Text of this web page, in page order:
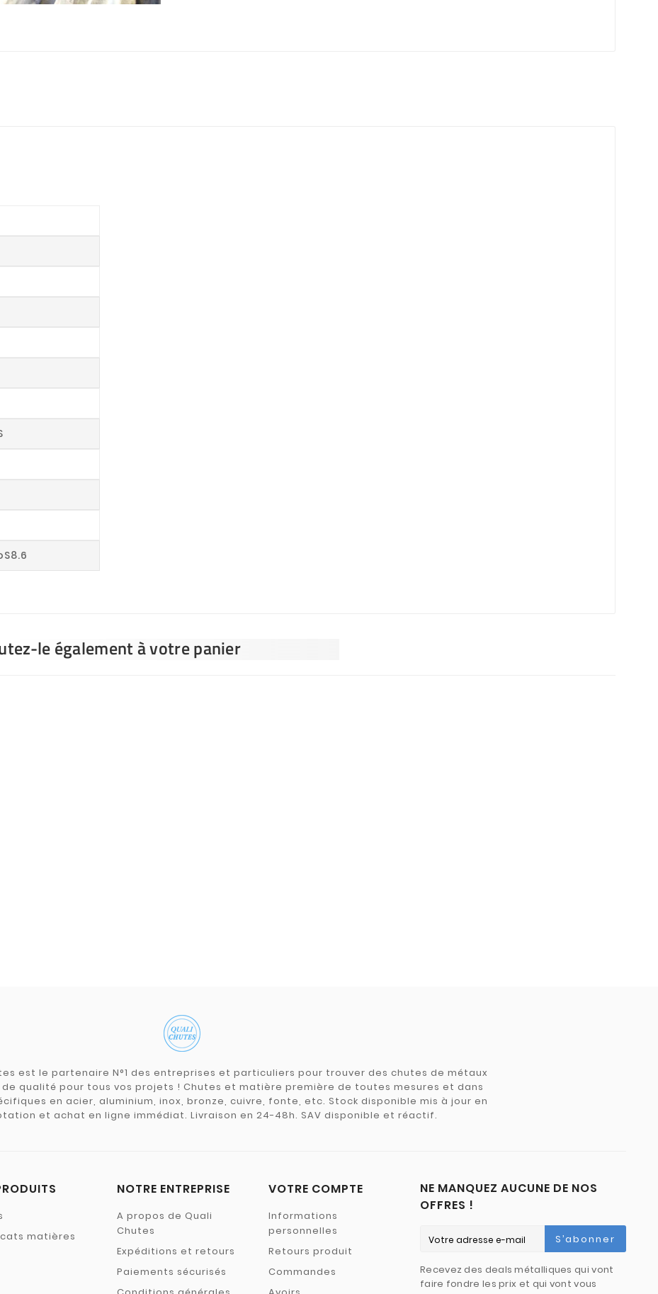
le également à votre panier
est le partenaire N°1 des entreprises et particuliers pour trouver des chutes de métaux
qualité pour tous vos projets ! Chutes et matière première de toutes mesures et dans
en acier, aluminium, inox, bronze, cuivre, fonte, etc. Stock disponible mis à jour en
et achat en ligne immédiat. Livraison en 24-48h. SAV disponible et réactif.
matières
NOTRE ENTREPRISE
A propos de Quali
Chutes
Expéditions et retours
Paiements sécurisés
VOTRE COMPTE
Informations
personnelles
Retours produit
Commandes
NE MANQUEZ AUCUNE DE NOS
OFFRES !
S’abonner
Recevez des deals métalliques qui vont
faire fondre les prix et qui vont vous